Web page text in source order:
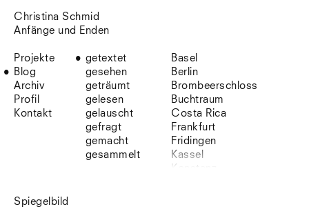
Christina Schmid
Anfänge und Enden
Projekte
Blog
Archiv
Profil
Kontakt
getextet
gesehen
geträumt
gelesen
gelauscht
gefragt
gemacht
gesammelt
Basel
Berlin
Brombeerschloss
Buchtraum
Costa Rica
Frankfurt
Fridingen
Kassel
Spiegelbild